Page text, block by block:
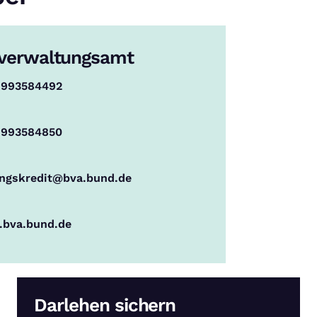
Darlehen sichern